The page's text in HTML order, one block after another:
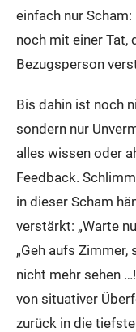
einfach nur
noch mit einer Tat,
Bezugsperson
Bis dahin ist noch
sondern nur
alles wissen oder
Feedback.
in dieser Scham
verstärkt: „Warte
„Geh aufs
nicht mehr sehen
von situativer
zurück in die